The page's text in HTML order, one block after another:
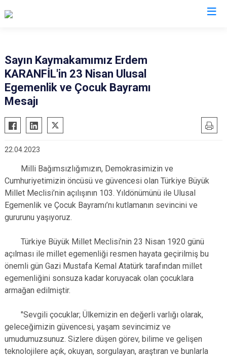
Atkaracalar
Bayramören
Eldivan
Korgun
Kurşunlu
Sayın Kaymakamımız Erdem
KARANFİL'in 23 Nisan Ulusal
Egemenlik ve Çocuk Bayramı
Mesajı
22.04.2023
Milli Bağımsızlığımızın, Demokrasimizin ve
Cumhuriyetimizin öncüsü ve güvencesi olan Türkiye Büyük
Millet Meclisi’nin açılışının 103. Yıldönümünü ile Ulusal
Egemenlik ve Çocuk Bayramı’nı kutlamanın sevincini ve
gururunu yaşıyoruz.
Türkiye Büyük Millet Meclisi’nin 23 Nisan 1920 günü
açılması ile millet egemenliği resmen hayata geçirilmiş bu
önemli gün Gazi Mustafa Kemal Atatürk tarafından millet
egemenliğini sonsuza kadar koruyacak olan çocuklara
armağan edilmiştir.
"Sevgili çocuklar; Ülkemizin en değerli varlığı olarak,
geleceğimizin güvencesi, yaşam sevincimiz ve
umudumuzsunuz. Sizlere düşen görev, bilime ve gelişen
teknolojilere açık, okuyan, sorgulayan, araştıran ve bunlarla